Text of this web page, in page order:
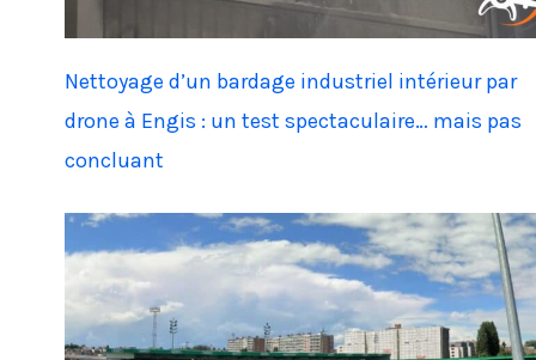
Nettoyage d’un bardage industriel intérieur par
drone à Engis : un test spectaculaire… mais pas
concluant